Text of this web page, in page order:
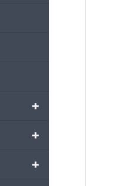
+
+
+